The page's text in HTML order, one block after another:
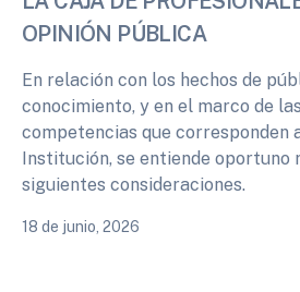
OPINIÓN PÚBLICA
En relación con los hechos de
conocimiento, y en el marco de las
competencias que corresponden
Institución, se entiende oportuno
siguientes consideraciones.
18 de junio, 2026